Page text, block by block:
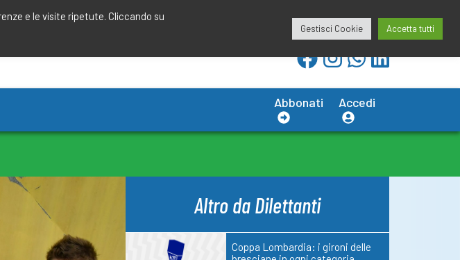
redazione@calciobresciano.it
Abbonati Accedi
Altro da Dilettanti
Coppa Lombardia: i gironi delle
e le visite ripetute. Cliccando su
Gestisci Cookie Accetta tutti